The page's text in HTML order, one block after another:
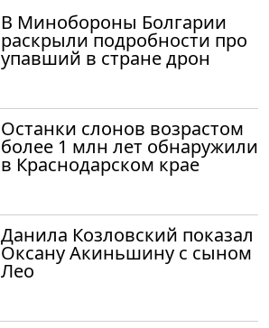
В Минобороны Болгарии
раскрыли подробности про
упавший в стране дрон
Останки слонов возрастом
более 1 млн лет обнаружили
в Краснодарском крае
Данила Козловский показал
Оксану Акиньшину с сыном
Лео